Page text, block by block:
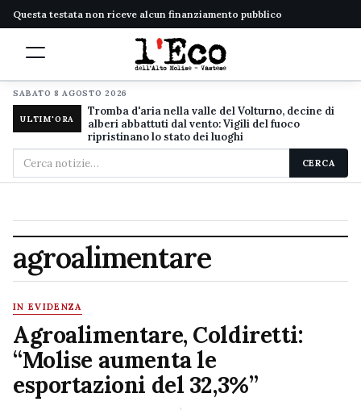
Questa testata non riceve alcun finanziamento pubblico
SABATO 8 AGOSTO 2026
ULTIM'ORA
Tromba d'aria nella valle del Volturno, decine di
alberi abbattuti dal vento: Vigili del fuoco
ripristinano lo stato dei luoghi
Cerca
nel
CERCA
agroalimentare
IN EVIDENZA
Agroalimentare, Coldiretti:
“Molise aumenta le
esportazioni del 32,3%”